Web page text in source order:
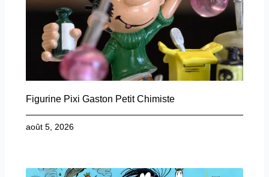
Figurine Pixi Gaston Petit Chimiste
août 5, 2026